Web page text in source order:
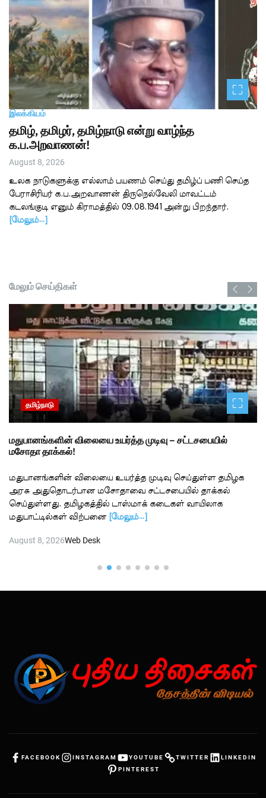
o
n
இலக்கியம்
தமிழ், தமிழர், தமிழ்நாடு என்று வாழ்ந்த
க.ப.அறவாணன்!
August 8, 2026
உலக நாடுகளுக்கு எல்லாம் பயணம் செய்து தமிழ்ப் பணி செய்த
பேராசிரியர் க.ப.அறவாணன் திருநெல்வேலி மாவட்டம்
கடலங்குடி எனும் கிராமத்தில் 09.08.1941 அன்று பிறந்தார்.
[மேலும்…]
மேலும் செய்திகள்
தமிழ்நாடு
மதுபானங்களின் விலையை உயர்த்த முடிவு – சட்டசபையில்
மசோதா தாக்கல்!
மதுபானங்களின் விலையை உயர்த்த முடிவு செய்துள்ள தமிழக
அரசு அதுதொடர்பான மசோதாவை சட்டசபையில் தாக்கல்
செய்துள்ளது. தமிழகத்தில் டாஸ்மாக் கடைகள் வாயிலாக
மதுபாட்டில்கள் விற்பனை [மேலும்…]
August 8, 2026Web Desk
FACEBOOK INSTAGRAM YOUTUBE TWITTER
LINKEDIN
PINTEREST